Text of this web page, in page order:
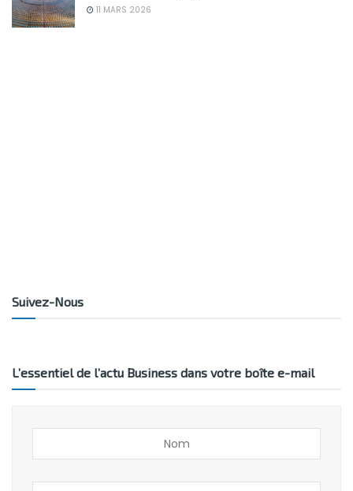
11 MARS 2026
Suivez-Nous
L’essentiel de l’actu Business dans votre boîte e-mail